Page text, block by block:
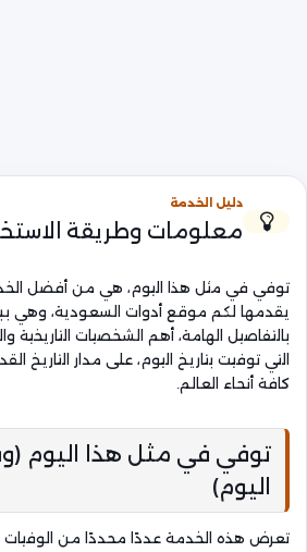
دليل الخدمة
معلومات وطريقة
توفي في مثل هذا اليوم، هي من أفضل
يقدمها لكم موقع أدوات السعودية، وهي
بالتفاصيل الهامة، أهم الشخصيات التاريخية
التي توفيت بتاريخ اليوم، على مدار التاريخ
كافة أنحاء العالم.
توفي في مثل هذا اليوم
اليوم)
تعرض هذه الخدمة عددًا محددًا من